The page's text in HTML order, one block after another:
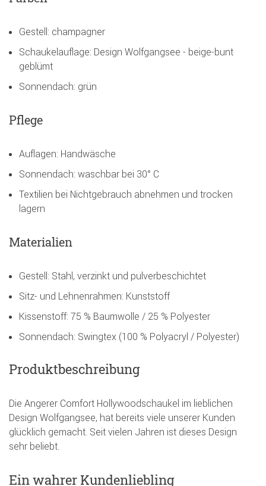
Gestell: champagner
Schaukelauflage: Design Wolfgangsee - beige-bunt
geblümt
Sonnendach: grün
Pflege
Auflagen: Handwäsche
Sonnendach: waschbar bei 30° C
Textilien bei Nichtgebrauch abnehmen und trocken
lagern
Materialien
Gestell: Stahl, verzinkt und pulverbeschichtet
Sitz- und Lehnenrahmen: Kunststoff
Kissenstoff: 75 % Baumwolle / 25 % Polyester
Sonnendach: Swingtex (100 % Polyacryl / Polyester)
Produktbeschreibung
Die Angerer Comfort Hollywoodschaukel im lieblichen
Design Wolfgangsee, hat bereits viele unserer Kunden
glücklich gemacht. Seit vielen Jahren ist dieses Design
sehr beliebt.
Ein wahrer Kundenliebling